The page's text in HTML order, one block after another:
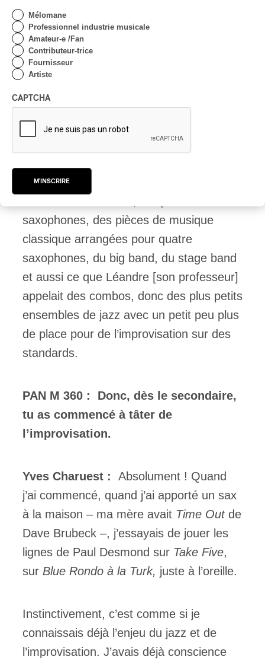
Les premières fois que j’en ai joué, c’était
un ténor. Mais à 12 ans, c’était un peu
gros pour moi. Avec l’alto, assez
d’adéquation entre mon corps et ma
façon de souffler, même inexpérimentée.
Spontanément, l’alto m’allait bien, ça, je
saxophones, des pièces de musique
classique arrangées pour quatre
saxophones, du big band, du stage band
et aussi ce que Léandre [son professeur]
appelait des combos, donc des plus petits
ensembles de jazz avec un petit peu plus
de place pour de l’improvisation sur des
standards.
PAN M 360 :
Donc, dès le secondaire,
tu as commencé à tâter de
l’improvisation.
Yves Charuest :
Absolument ! Quand
j’ai commencé, quand j’ai apporté un sax
à la maison – ma mère avait Time Outde
Dave Brubeck –, j’essayais de jouer les
lignes de Paul Desmond sur Take Five,
sur Blue Rondo à la Turk, juste à l’oreille.
Instinctivement, c’est comme si je
connaissais déjà l’enjeu du jazz et de
l’improvisation. J’avais déjà conscience
Mélomane
Professionnel industrie musicale
Amateur-e /Fan
Contributeur-trice
Fournisseur
Artiste
CAPTCHA
M'INSCRIRE